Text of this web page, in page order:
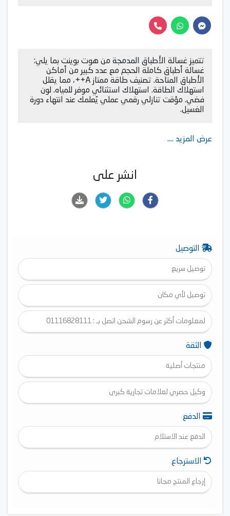
تتميز غسالة الأطباق المدمجة من هوت بوينت بما يلي:
غسالة أطباق كاملة الحجم مع عدد كبير من أماكن
الأطباق المتاحة. تصنيف طاقة ممتاز A++، مما يقلل
استهلاك الطاقة. استهلاك استثنائي موفر للمياه. لون
فضي. مؤقت تنازلي رقمي عملي يُعلمك عند انتهاء دورة
الغسيل.
عرض المزيد ....
انشر على
التوصيل
توصيل سريع
توصيل لأي مكان
لمعلومات أكثر عن رسوم الشحن اتصل بـ : 01116828111
الثقة
منتجات أصلية
وكيل حصري لعلامات تجارية كبرى
الدفع
الدفع عند الاستلام
الاسترجاع
إرجاع المنتج مجانا